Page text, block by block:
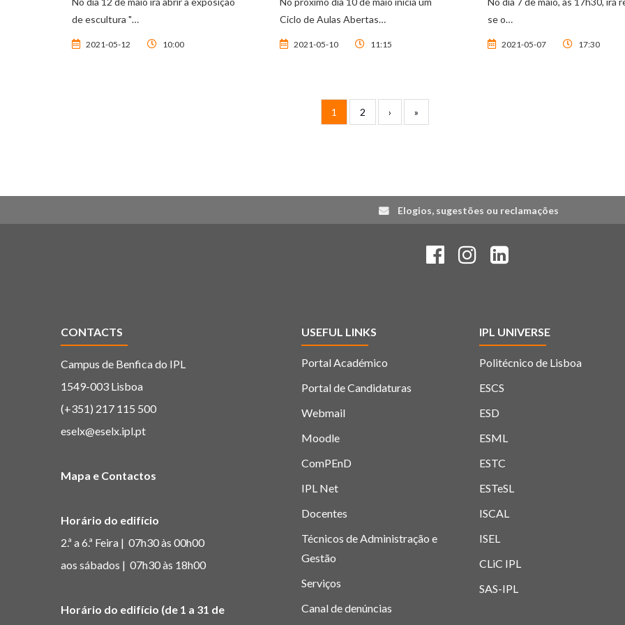
de escultura "…
2021-05-12 10:00
Ciclo de Aulas Abertas…
2021-05-10 11:15
se o…
2021-05-07 17:30
Página atual
1 Page
2 Próxima página
› Última página
»
Elogios, sugestões ou reclamações
CONTACTS
Campus de Benfica do IPL
1549-003 Lisboa
(+351) 217 115 500
eselx@eselx.ipl.pt
Mapa e Contactos
Horário do edifício
2.ª a 6.ª Feira | 07h30 às 00h00
aos sábados | 07h30 às 18h00
Horário do edifício (de 1 a 31 de
USEFUL LINKS
Portal Académico
Portal de Candidaturas
Webmail
Moodle
ComPEnD
IPL Net
Docentes
Técnicos de Administração e
Gestão
Serviços
Canal de denúncias
IPL UNIVERSE
Politécnico de Lisboa
ESCS
ESD
ESML
ESTC
ESTeSL
ISCAL
ISEL
CLiC IPL
SAS-IPL